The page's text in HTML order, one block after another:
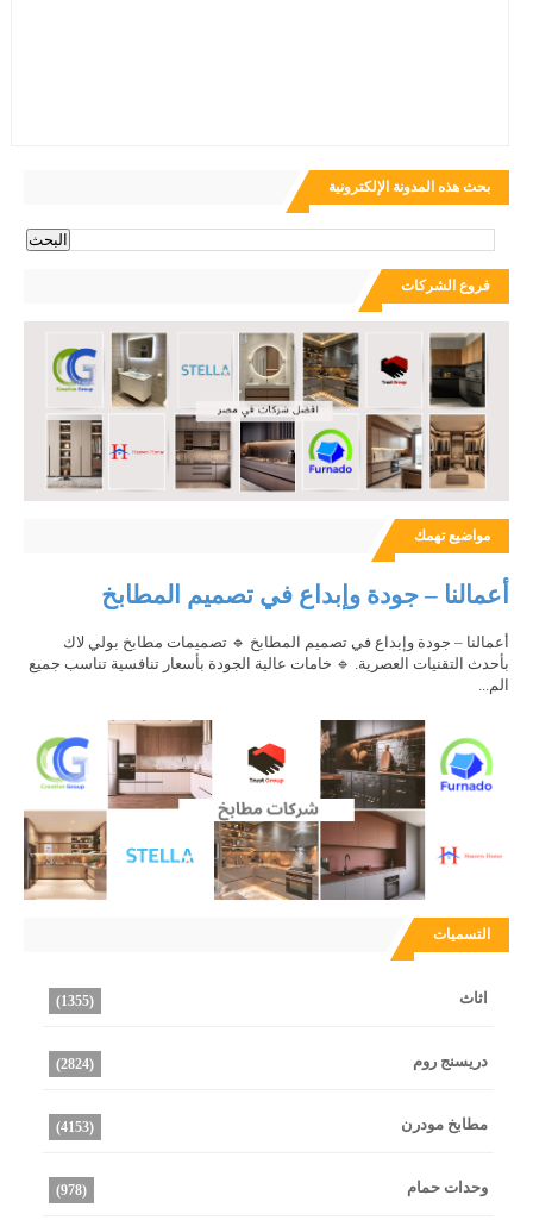
بحث هذه المدونة الإلكترونية
فروع الشركات
مواضيع تهمك
أعمالنا – جودة وإبداع في تصميم المطابخ
أعمالنا – جودة وإبداع في تصميم المطابخ 🔹 تصميمات مطابخ بولي لاك
بأحدث التقنيات العصرية. 🔹 خامات عالية الجودة بأسعار تنافسية تناسب جميع
الم...
التسميات
اثاث (1355)
دريسنج روم (2824)
مطابخ مودرن (4153)
وحدات حمام (978)